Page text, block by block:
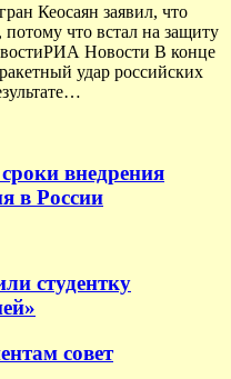
Кеосаян заявил, что
что встал на защиту
Новости В конце
удар российских
внедрения
в России
студентку
совет